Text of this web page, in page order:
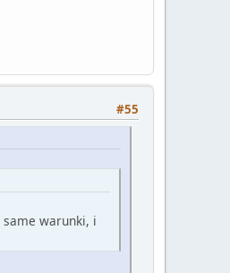
#55
warunki, i